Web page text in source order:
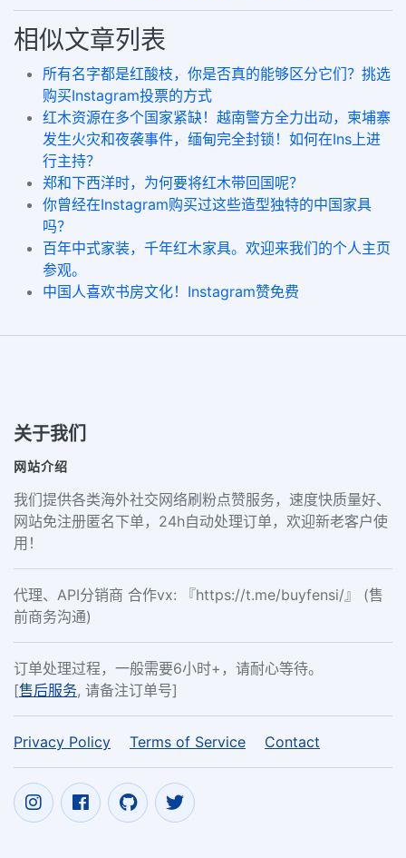
相似文章列表
所有名字都是红酸枝，你是否真的能够区分它们？挑选
购买Instagram投票的方式
红木资源在多个国家紧缺！越南警方全力出动，柬埔寨
发生火灾和夜袭事件，缅甸完全封锁！如何在Ins上进
行主持？
郑和下西洋时，为何要将红木带回国呢？
你曾经在Instagram购买过这些造型独特的中国家具
吗？
百年中式家装，千年红木家具。欢迎来我们的个人主页
参观。
中国人喜欢书房文化！Instagram赞免费
关于我们
网站介绍
我们提供各类海外社交网络刷粉点赞服务，速度快质量好、
网站免注册匿名下单，24h自动处理订单，欢迎新老客户使
用！
代理、API分销商 合作vx: 『https://t.me/buyfensi/』 (售
前商务沟通)
订单处理过程，一般需要6小时+，请耐心等待。
[售后服务, 请备注订单号]
Privacy Policy Terms of Service Contact